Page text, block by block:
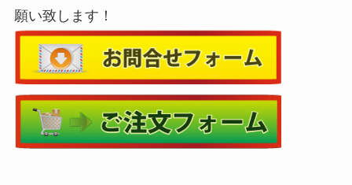
願い致します！